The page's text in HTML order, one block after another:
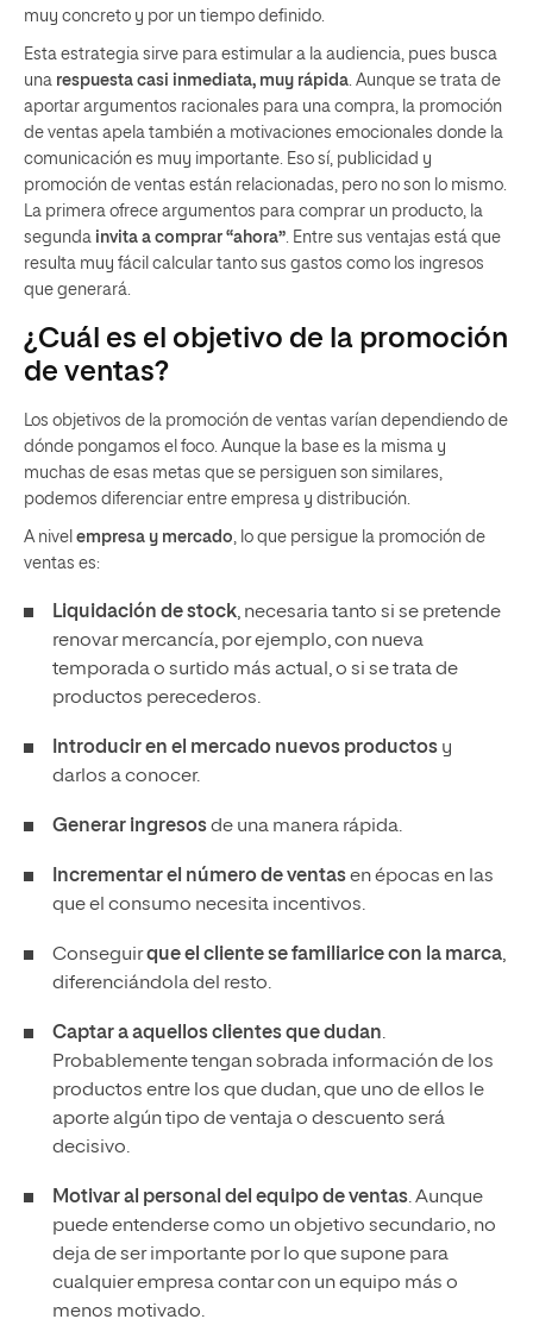
muy concreto y por un tiempo definido.
Esta estrategia sirve para estimular a la audiencia, pues busca
una respuesta casi inmediata, muy rápida . Aunque se trata de
aportar argumentos racionales para una compra, la promoción
de ventas apela también a motivaciones emocionales donde la
comunicación es muy importante. Eso sí, publicidad y
promoción de ventas están relacionadas, pero no son lo mismo.
La primera ofrece argumentos para comprar un producto, la
segunda invita a comprar “ahora” . Entre sus ventajas está que
resulta muy fácil calcular tanto sus gastos como los ingresos
que generará.
¿Cuál es el objetivo de la promoción
de ventas?
Los objetivos de la promoción de ventas varían dependiendo de
dónde pongamos el foco. Aunque la base es la misma y
muchas de esas metas que se persiguen son similares,
podemos diferenciar entre empresa y distribución.
A nivel empresa y mercado , lo que persigue la promoción de
ventas es:
Liquidación de stock, necesaria tanto si se pretende
renovar mercancía, por ejemplo, con nueva
temporada o surtido más actual, o si se trata de
productos perecederos.
Introducir en el mercado nuevos productos y
darlos a conocer.
Generar ingresosde una manera rápida.
Incrementar el número de ventasen épocas en las
que el consumo necesita incentivos.
Conseguirque el cliente se familiarice con la marca,
diferenciándola del resto.
Captar a aquellos clientes que dudan.
Probablemente tengan sobrada información de los
productos entre los que dudan, que uno de ellos le
aporte algún tipo de ventaja o descuento será
decisivo.
Motivar al personal del equipo de ventas. Aunque
puede entenderse como un objetivo secundario, no
deja de ser importante por lo que supone para
cualquier empresa contar con un equipo más o
menos motivado.